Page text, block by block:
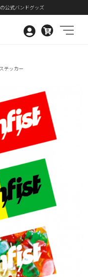
の公式バンドグッズ
0
テッカー